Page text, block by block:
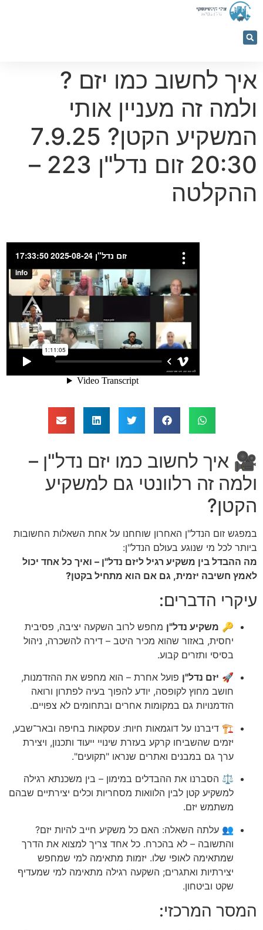
053-
5366884
איך לחשוב כמו יזם ?
ולמה זה מעניין אותי
המשקיע הקטן? 7.9.25
20:30 זום נדל"ן 223 –
ההקלטה
🎥 איך לחשוב כמו יזם נדל"ן –
ולמה זה רלוונטי גם למשקיע
הקטן?
במפגש זום הנדל"ן האחרון שוחחנו על אחת השאלות החשובות
ביותר לכל מי שנוגע בעולם הנדל"ן:
מה ההבדל בין משקיע רגיל ליזם נדל"ן – ואיך כל אחד יכול
לאמץ חשיבה יזמית, גם אם הוא מתחיל בקטן?
עיקרי הדברים:
🔑 משקיע נדל"ן מחפש לרוב השקעה יציבה, פסיבית
יחסית, באזור שהוא מכיר היטב – דירה להשכרה, ניהול
בסיסי ותזרים קבוע.
🚀 יזם נדל"ן פועל אחרת – הוא מחפש את ההזדמנות,
חושב מחוץ לקופסה, יודע להפוך בעיה לפתרון ורואה
הזדמנויות גם במקומות אחרים ובתחומים לא צפויים.
🏗️ דיברנו על דוגמאות חיות: עסקאות בחיפה ובאר־שבע,
יזמים שהשביחו קרקע בעזרת שינויי ייעוד ותכנון, ויצירת
ערך גם במבנים ואתרים שנראו "תקועים".
⚖️ הסברנו את ההבדלים במימון – בין משכנתא רגילה
למשקיע קטן לבין הלוואות מסחריות וכלים יצירתיים שבהם
משתמש יזם.
👥 עלתה השאלה: האם כל משקיע חייב להיות יזם?
והתשובה – לא בהכרח. כל אחד צריך למצוא את הדרך
שמתאימה לאופי שלו. יזמות מתאימה למי שמחפש
יצירתיות ואתגרים; השקעה רגילה מתאימה למי שמעדיף
שקט וביטחון.
המסר המרכזי: